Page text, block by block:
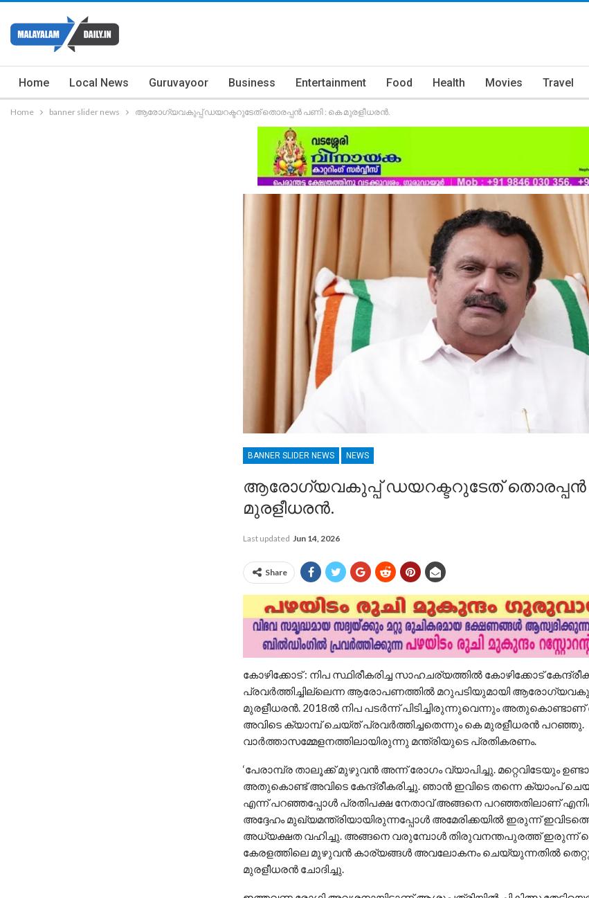
Home Local News Guruvayoor Business Entertainment Food Health Movies Travel
Home banner slider news ആരോഗ്യവകുപ്പ് ഡയറക്ടറുടേത് തൊരപ്പന്‍ പണി : കെ മുരളീധരന്‍.
BANNER SLIDER NEWS NEWS
ആരോഗ്യവകുപ്പ് ഡയറക്ടറുടേത് തൊരപ്പന്‍
മുരളീധരന്‍.
Last updated Jun 14, 2026
Share
കോഴിക്കോട് : നിപ സ്ഥിരീകരിച്ച സാഹചര്യത്തില്‍ കോഴിക്കോട്
പ്രവര്‍ത്തിച്ചില്ലെന്ന ആരോപണത്തില്‍ മറുപടിയുമായി
മുരളീധരന്‍. 2018ല്‍ നിപ പടര്‍ന്ന് പിടിച്ചിരുന്നുവെന്നും അതുകൊണ്ടാണ്
അവിടെ ക്യാമ്പ് ചെയ്ത് പ്രവര്‍ത്തിച്ചതെന്നും കെ മുരളീധരന്‍ പറഞ്ഞു.
വാര്‍ത്താസമ്മേളനത്തിലായിരുന്നു മന്ത്രിയുടെ പ്രതികരണം.
‘പേരാമ്പ്ര താലൂക്ക് മുഴുവന്‍ അന്ന് രോഗം വ്യാപിച്ചു. മറ്റെവിടേയും
അതുകൊണ്ട് അവിടെ കേന്ദ്രീകരിച്ചു. ഞാന്‍ ഇവിടെ തന്നെ ക്യാംപ്
എന്ന് പറഞ്ഞപ്പോള്‍ പ്രതിപക്ഷ നേതാവ് അങ്ങനെ പറഞ്ഞതിലാണ്
അദ്ദേഹം മുഖ്യമന്ത്രിയായിരുന്നപ്പോള്‍ അമേരിക്കയില്‍ ഇരുന്ന്
അധ്യക്ഷത വഹിച്ചു. അങ്ങനെ വരുമ്പോള്‍ തിരുവനന്തപുരത്ത് ഇരുന്ന്
കേരളത്തിലെ മുഴുവന്‍ കാര്യങ്ങള്‍ അവലോകനം ചെയ്യുന്നതില്‍
മുരളീധരന്‍ ചോദിച്ചു.